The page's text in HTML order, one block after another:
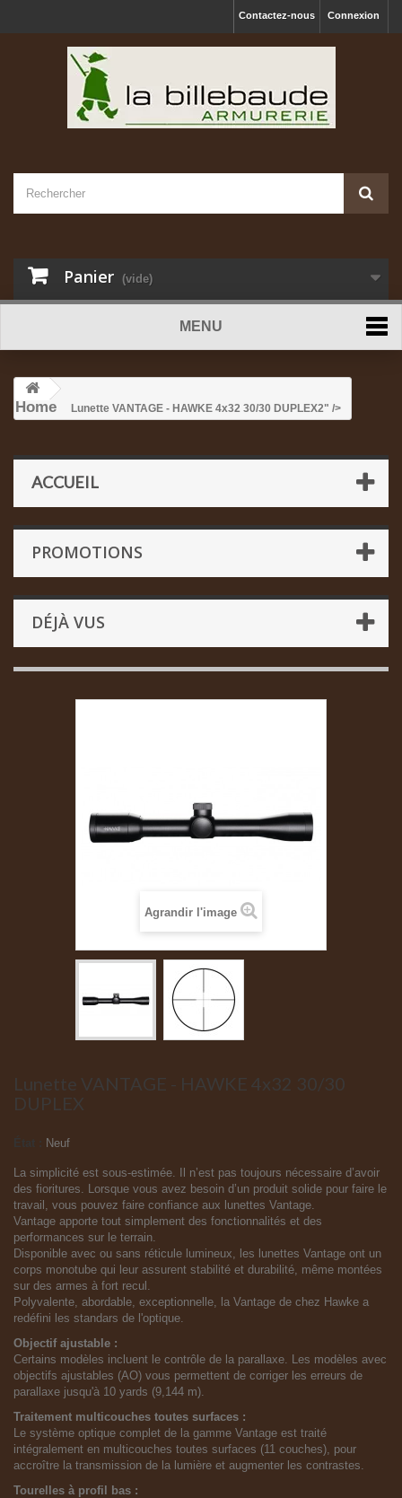
Connexion
Contactez-nous
Panier (vide)
MENU
Home Lunette VANTAGE - HAWKE 4x32 30/30 DUPLEX2" />
ACCUEIL
PROMOTIONS
DÉJÀ VUS
Agrandir l'image
Lunette VANTAGE - HAWKE 4x32 30/30
DUPLEX
Neuf
La simplicité est sous-estimée. Il n’est pas toujours nécessaire d’avoir
des fioritures. Lorsque vous avez besoin d’un produit solide pour faire le
travail, vous pouvez faire confiance aux lunettes Vantage.
Vantage apporte tout simplement des fonctionnalités et des
performances sur le terrain.
Disponible avec ou sans réticule lumineux, les lunettes Vantage ont un
corps monotube qui leur assurent stabilité et durabilité, même montées
sur des armes à fort recul.
Polyvalente, abordable, exceptionnelle, la Vantage de chez Hawke a
redéfini les standars de l'optique.
Objectif ajustable :
Certains modèles incluent le contrôle de la parallaxe. Les modèles avec
objectifs ajustables (AO) vous permettent de corriger les erreurs de
parallaxe jusqu'à 10 yards (9,144 m).
Traitement multicouches toutes surfaces :
Le système optique complet de la gamme Vantage est traité
intégralement en multicouches toutes surfaces (11 couches), pour
accroître la transmission de la lumière et augmenter les contrastes.
Tourelles à profil bas :